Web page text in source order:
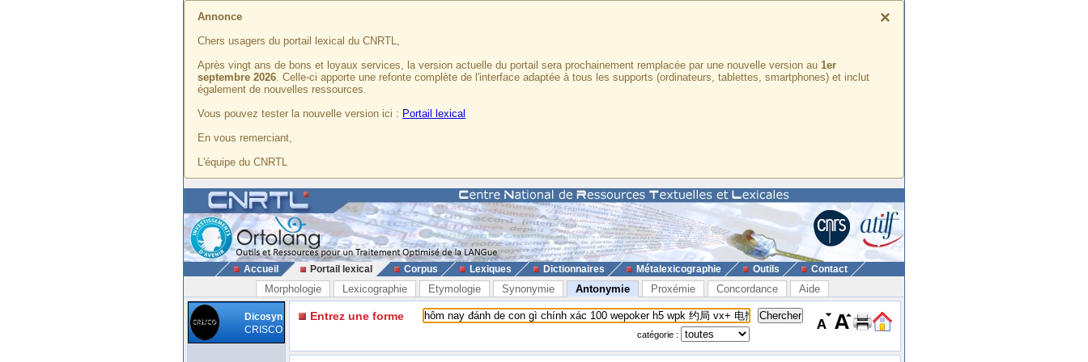
×
Annonce
Chers usagers du portail lexical du CNRTL,
Après vingt ans de bons et loyaux services, la version actuelle du portail sera prochainement remplacée par une nouvelle version au 1er
septembre 2026. Celle-ci apporte une refonte complète de l'interface adaptée à tous les supports (ordinateurs, tablettes, smartphones) et inclut
également de nouvelles ressources.
Vous pouvez tester la nouvelle version ici : Portail lexical
En vous remerciant,
L'équipe du CNRTL
Accueil Portail lexical Corpus Lexiques Dictionnaires Métalexicographie Outils Contact
Morphologie Lexicographie Etymologie Synonymie Antonymie Proxémie Concordance Aide
Dicosyn
CRISCO
Entrez une forme
catégorie :